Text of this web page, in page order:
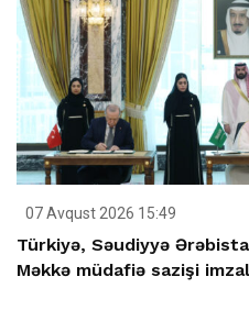
07 Avqust 2026 15:49
Türkiyə, Səudiyyə
Məkkə müdafiə sazişi